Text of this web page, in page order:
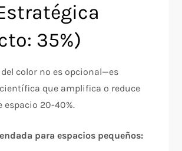
35%)
color no es opcional—es
que amplifica o reduce
espacio 20-40%.
para espacios pequeños: